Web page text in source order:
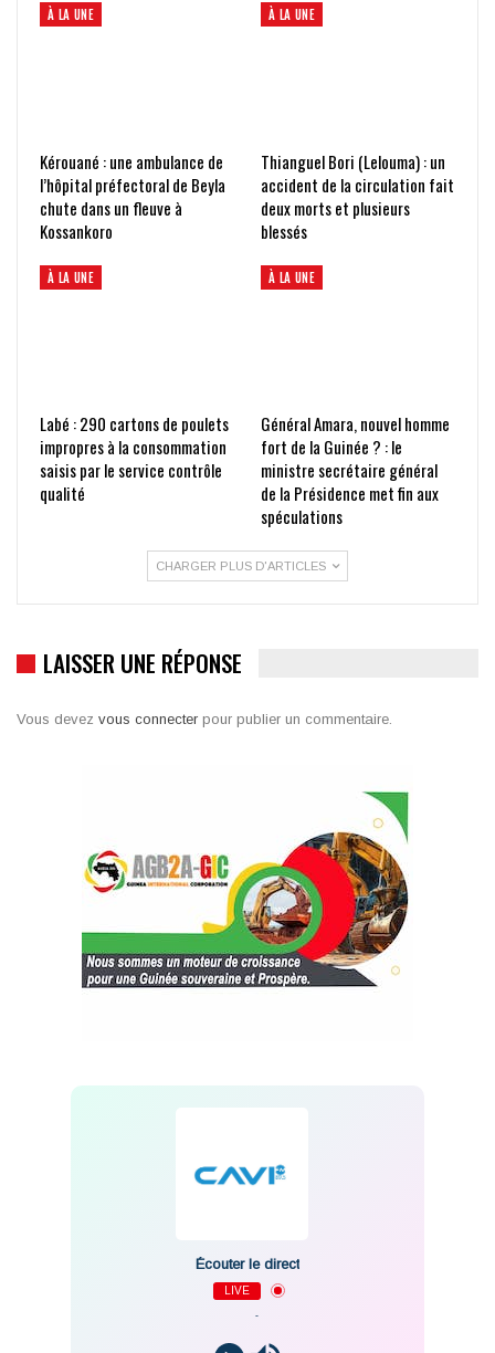
À LA UNE
Kérouané : une ambulance de
l’hôpital préfectoral de Beyla
chute dans un fleuve à
Kossankoro
À LA UNE
Thianguel Bori (Lelouma) : un
accident de la circulation fait
deux morts et plusieurs
blessés
À LA UNE
Labé : 290 cartons de poulets
impropres à la consommation
saisis par le service contrôle
qualité
À LA UNE
Général Amara, nouvel homme
fort de la Guinée ? : le
ministre secrétaire général
de la Présidence met fin aux
spéculations
CHARGER PLUS D'ARTICLES
LAISSER UNE RÉPONSE
Vous devez vous connecter pour publier un commentaire.
Écouter le direct
LIVE